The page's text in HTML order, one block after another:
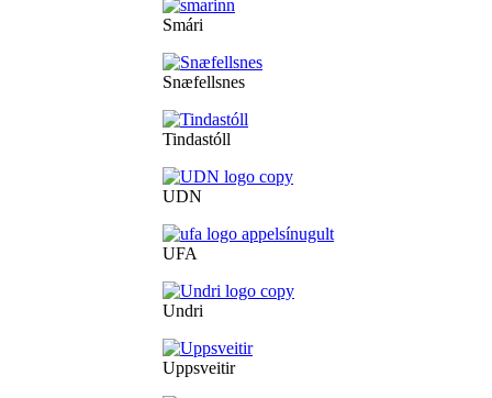
Smári
Snæfellsnes
Tindastóll
UDN
UFA
Undri
Uppsveitir